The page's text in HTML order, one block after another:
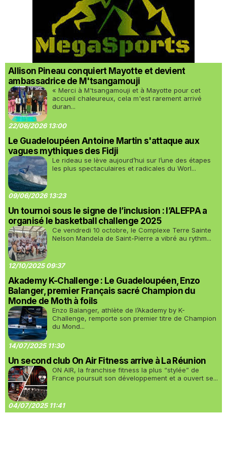
Allison Pineau conquiert Mayotte et devient
ambassadrice de M'tsangamouji
« Merci à M'tsangamouji et à Mayotte pour cet
accueil chaleureux, cela m'est rarement arrivé
duran...
22/06/2026 13:00
Le Guadeloupéen Antoine Martin s'attaque aux
vagues mythiques des Fidji
Le rideau se lève aujourd’hui sur l’une des étapes
les plus spectaculaires et radicales du Worl...
09/06/2026 13:23
Un tournoi sous le signe de l’inclusion : l’ALEFPA a
organisé le basketball challenge 2025
Ce vendredi 10 octobre, le Complexe Terre Sainte
Nelson Mandela de Saint-Pierre a vibré au rythm...
12/10/2025 09:37
Akademy K-Challenge : Le Guadeloupéen, Enzo
Balanger, premier Français sacré Champion du
Monde de Moth à foils
Enzo Balanger, athlète de l’Akademy by K-
Challenge, remporte son premier titre de Champion
du Mond...
14/07/2025 11:30
Un second club On Air Fitness arrive à La Réunion
ON AIR, la franchise fitness la plus “stylée” de
France poursuit son développement et a ouvert se...
04/07/2025 11:41